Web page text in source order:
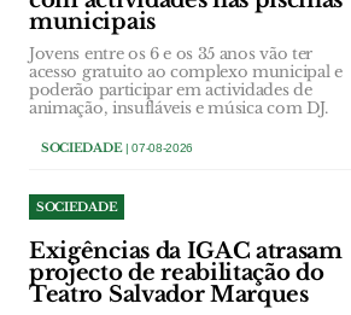
municipais
Jovens entre os 6 e os 35 anos vão ter
acesso gratuito ao complexo municipal e
poderão participar em actividades de
animação, insufláveis e música com DJ.
SOCIEDADE| 07-08-2026
SOCIEDADE
Exigências da IGAC atrasam
projecto de reabilitação do
Teatro Salvador Marques